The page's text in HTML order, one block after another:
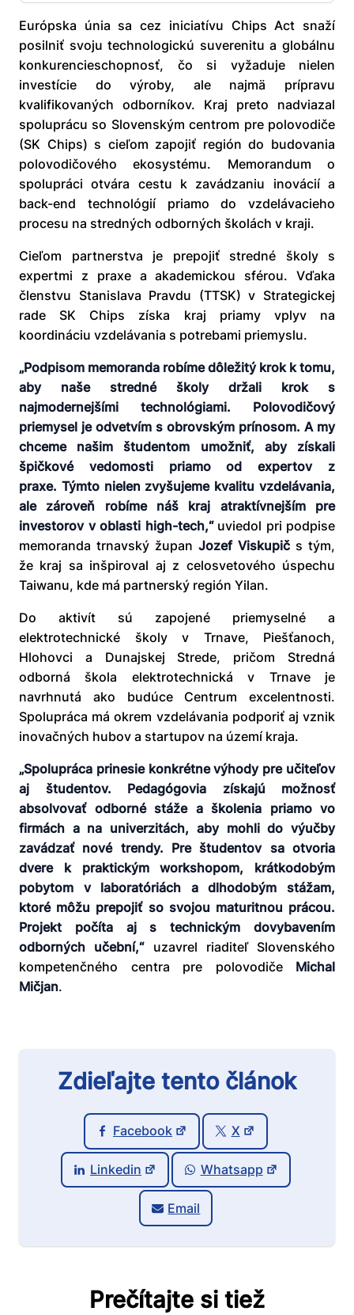
Európska únia sa cez iniciatívu Chips Act snaží
posilniť svoju technologickú suverenitu a globálnu
konkurencieschopnosť, čo si vyžaduje nielen
investície do výroby, ale najmä prípravu
kvalifikovaných odborníkov. Kraj preto nadviazal
spoluprácu so Slovenským centrom pre polovodiče
(SK Chips) s cieľom zapojiť región do budovania
polovodičového ekosystému. Memorandum o
spolupráci otvára cestu k zavádzaniu inovácií a
back-end technológií priamo do vzdelávacieho
procesu na stredných odborných školách v kraji.
Cieľom partnerstva je prepojiť stredné školy s
expertmi z praxe a akademickou sférou. Vďaka
členstvu Stanislava Pravdu (TTSK) v Strategickej
rade SK Chips získa kraj priamy vplyv na
koordináciu vzdelávania s potrebami priemyslu.
„Podpisom memoranda robíme dôležitý krok k tomu,
aby naše stredné školy držali krok s
najmodernejšími technológiami. Polovodičový
priemysel je odvetvím s obrovským prínosom. A my
chceme našim študentom umožniť, aby získali
špičkové vedomosti priamo od expertov z
praxe. Týmto nielen zvyšujeme kvalitu vzdelávania,
ale zároveň robíme náš kraj atraktívnejším pre
investorov v oblasti high-tech,“uviedol pri podpise
memoranda trnavský župan Jozef Viskupič s tým,
že kraj sa inšpiroval aj z celosvetového úspechu
Taiwanu, kde má partnerský región Yilan.
Do aktivít sú zapojené priemyselné a
elektrotechnické školy v Trnave, Piešťanoch,
Hlohovci a Dunajskej Strede, pričom Stredná
odborná škola elektrotechnická v Trnave je
navrhnutá ako budúce Centrum excelentnosti.
Spolupráca má okrem vzdelávania podporiť aj vznik
inovačných hubov a startupov na území kraja.
„Spolupráca prinesie konkrétne výhody pre učiteľov
aj študentov. Pedagógovia získajú možnosť
absolvovať odborné stáže a školenia priamo vo
firmách a na univerzitách, aby mohli do výučby
zavádzať nové trendy. Pre študentov sa otvoria
dvere k praktickým workshopom, krátkodobým
pobytom v laboratóriách a dlhodobým stážam,
ktoré môžu prepojiť so svojou maturitnou prácou.
Projekt počíta aj s technickým dovybavením
odborných učební,“uzavrel riaditeľ Slovenského
kompetenčného centra pre polovodiče Michal
Mičjan.
Zdieľajte tento článok
Facebook X
Linkedin Whatsapp
Email
Prečítajte si tiež